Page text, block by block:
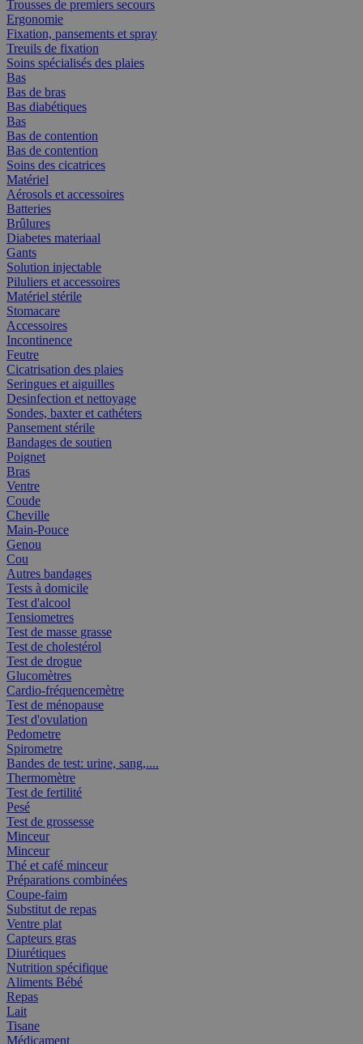
Trousses de premiers secours
Ergonomie
Fixation, pansements et spray
Treuils de fixation
Soins spécialisés des plaies
Bas
Bas de bras
Bas diabétiques
Bas
Bas de contention
Bas de contention
Soins des cicatrices
Matériel
Aérosols et accessoires
Batteries
Brûlures
Diabetes materiaal
Gants
Solution injectable
Piluliers et accessoires
Matériel stérile
Stomacare
Accessoires
Incontinence
Feutre
Cicatrisation des plaies
Seringues et aiguilles
Desinfection et nettoyage
Sondes, baxter et cathéters
Pansement stérile
Bandages de soutien
Poignet
Bras
Ventre
Coude
Cheville
Main-Pouce
Genou
Cou
Autres bandages
Tests à domicile
Test d'alcool
Tensiometres
Test de masse grasse
Test de cholestérol
Test de drogue
Glucomètres
Cardio-fréquencemètre
Test de ménopause
Test d'ovulation
Pedometre
Spirometre
Bandes de test: urine, sang,....
Thermomètre
Test de fertilité
Pesé
Test de grossesse
Minceur
Minceur
Thé et café minceur
Préparations combinées
Coupe-faim
Substitut de repas
Ventre plat
Capteurs gras
Diurétiques
Nutrition spécifique
Aliments Bébé
Repas
Lait
Tisane
Médicament